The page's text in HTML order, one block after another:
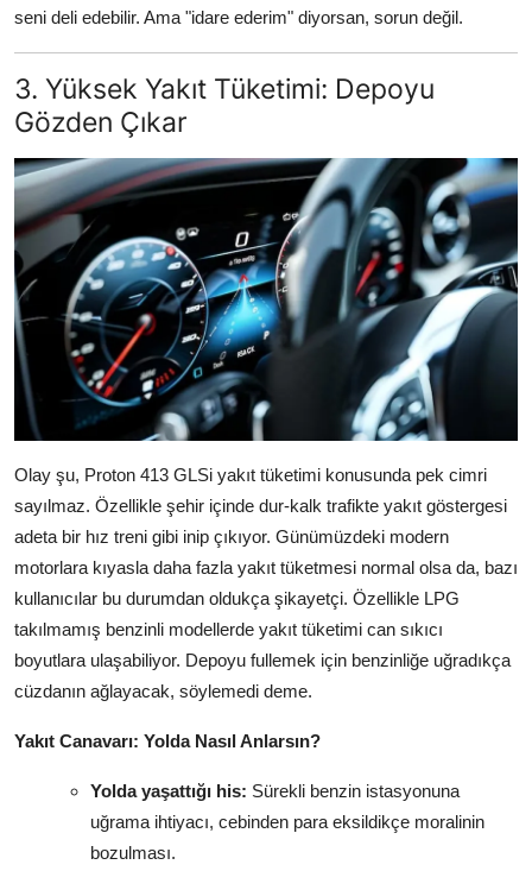
seni deli edebilir. Ama "idare ederim" diyorsan, sorun değil.
3. Yüksek Yakıt Tüketimi: Depoyu
Gözden Çıkar
Olay şu, Proton 413 GLSi yakıt tüketimi konusunda pek cimri
sayılmaz. Özellikle şehir içinde dur-kalk trafikte yakıt göstergesi
adeta bir hız treni gibi inip çıkıyor. Günümüzdeki modern
motorlara kıyasla daha fazla yakıt tüketmesi normal olsa da, bazı
kullanıcılar bu durumdan oldukça şikayetçi. Özellikle LPG
takılmamış benzinli modellerde yakıt tüketimi can sıkıcı
boyutlara ulaşabiliyor. Depoyu fullemek için benzinliğe uğradıkça
cüzdanın ağlayacak, söylemedi deme.
Yakıt Canavarı: Yolda Nasıl Anlarsın?
Yolda yaşattığı his: Sürekli benzin istasyonuna
uğrama ihtiyacı, cebinden para eksildikçe moralinin
bozulması.